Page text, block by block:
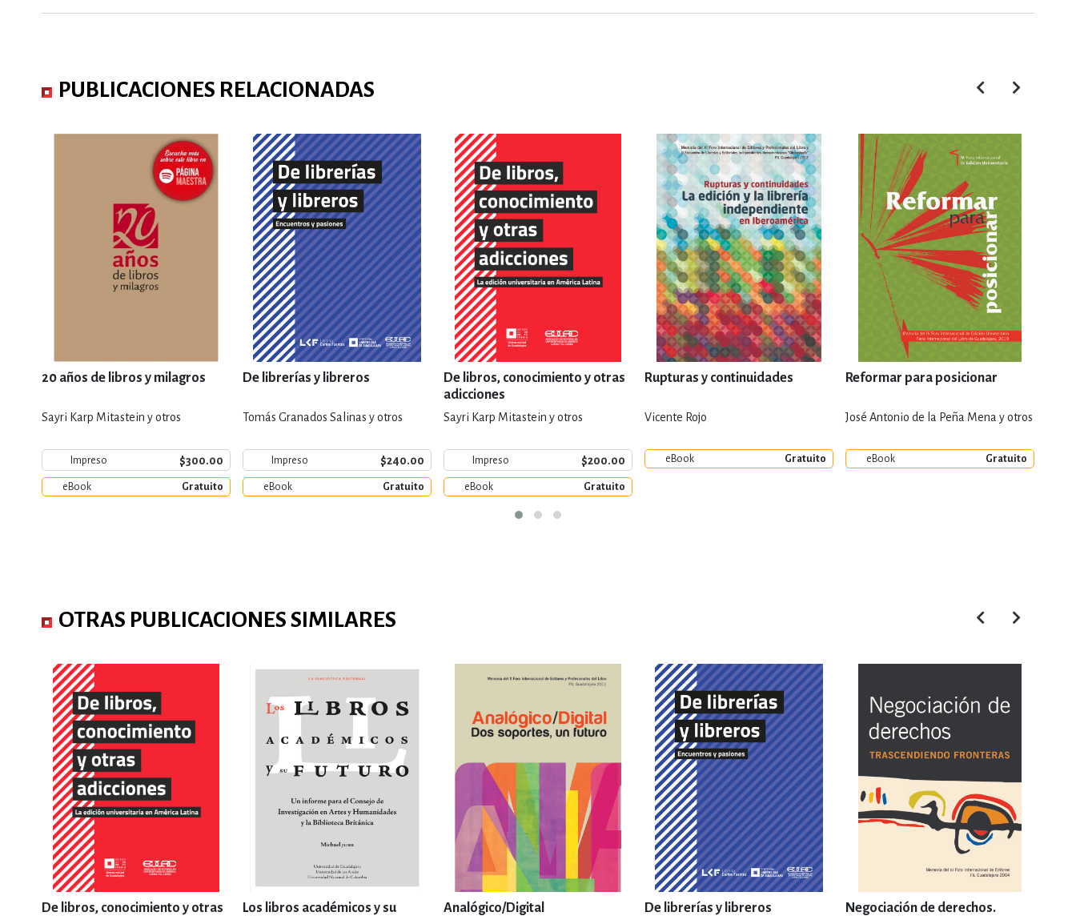
PUBLICACIONES RELACIONADAS
20 años de libros y milagros
Sayri Karp Mitastein y otros
Impreso $300.00
eBook Gratuito
De librerías y libreros
Tomás Granados Salinas y otros
Impreso $240.00
eBook Gratuito
De libros, conocimiento y otras
adicciones
Sayri Karp Mitastein y otros
Impreso $200.00
eBook Gratuito
Rupturas y continuidades
Vicente Rojo
eBook Gratuito
Reformar para posicionar
José Antonio de la Peña Mena y otros
eBook Gratuito
OTRAS PUBLICACIONES SIMILARES
De libros, conocimiento y otras
Los libros académicos y su
Analógico/Digital De librerías y libreros
Negociación de derechos.